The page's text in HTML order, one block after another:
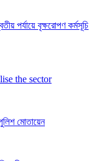
পর্যায়ে বৃক্ষরোপণ কর্মসূচি
the sector
মোতায়েন